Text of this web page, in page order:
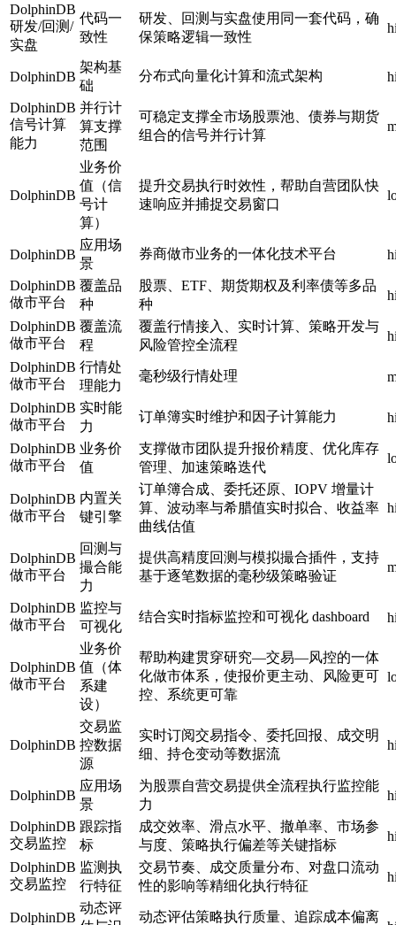
DolphinDB
研发/回测/
实盘
代码一
致性
研发、回测与实盘使用同一套代码，确
保策略逻辑一致性
DolphinDB
架构基
础
分布式向量化计算和流式架构
DolphinDB
信号计算
能力
并行计
算支撑
范围
可稳定支撑全市场股票池、债券与期货
组合的信号并行计算
DolphinDB
业务价
值（信
号计
算）
提升交易执行时效性，帮助自营团队快
速响应并捕捉交易窗口
DolphinDB
应用场
景
券商做市业务的一体化技术平台
DolphinDB
做市平台
覆盖品
种
股票、ETF、期货期权及利率债等多品
种
DolphinDB
做市平台
覆盖流
程
覆盖行情接入、实时计算、策略开发与
风险管控全流程
DolphinDB
做市平台
行情处
理能力
毫秒级行情处理
DolphinDB
做市平台
实时能
力
订单簿实时维护和因子计算能力
DolphinDB
做市平台
业务价
值
支撑做市团队提升报价精度、优化库存
管理、加速策略迭代
DolphinDB
做市平台
内置关
键引擎
订单簿合成、委托还原、IOPV 增量计
算、波动率与希腊值实时拟合、收益率
曲线估值
DolphinDB
做市平台
回测与
撮合能
力
提供高精度回测与模拟撮合插件，支持
基于逐笔数据的毫秒级策略验证
DolphinDB
做市平台
监控与
可视化
结合实时指标监控和可视化 dashboard
DolphinDB
做市平台
业务价
值（体
系建
设）
帮助构建贯穿研究—交易—风控的一体
化做市体系，使报价更主动、风险更可
控、系统更可靠
DolphinDB
交易监
控数据
源
实时订阅交易指令、委托回报、成交明
细、持仓变动等数据流
DolphinDB
应用场
景
为股票自营交易提供全流程执行监控能
力
DolphinDB
交易监控
跟踪指
标
成交效率、滑点水平、撤单率、市场参
与度、策略执行偏差等关键指标
DolphinDB
交易监控
监测执
行特征
交易节奏、成交质量分布、对盘口流动
性的影响等精细化执行特征
DolphinDB
动态评
动态评估策略执行质量、追踪成本偏离